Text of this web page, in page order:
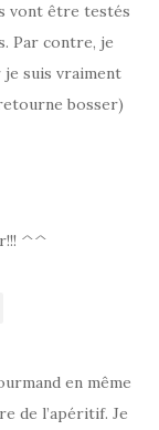
vont être testés
Par contre, je
je suis vraiment
bosser)
^^
en même
de l’apéritif. Je